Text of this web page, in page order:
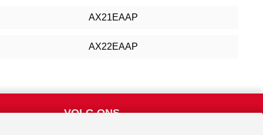
AX21EAAP
AX22EAAP
VOLG ONS